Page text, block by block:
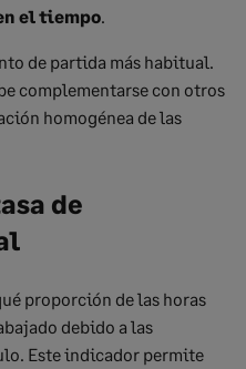
el tiempo.
de partida más habitual.
complementarse con otros
homogénea de las
de
proporción de las horas
debido a las
Este indicador permite